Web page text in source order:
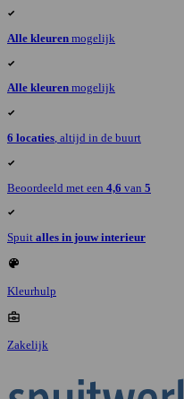
Alle kleuren mogelijk
Alle kleuren mogelijk
6 locaties, altijd in de buurt
Beoordeeld met een 4,6 van 5
Spuit alles in jouw interieur
Kleurhulp
Zakelijk